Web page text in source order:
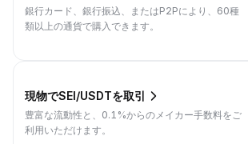
銀行カード、銀行振込、またはP2Pにより、60種
類以上の通貨で購入できます。
現物でSEI/USDTを取引
豊富な流動性と、0.1%からのメイカー手数料をご
利用いただけます。